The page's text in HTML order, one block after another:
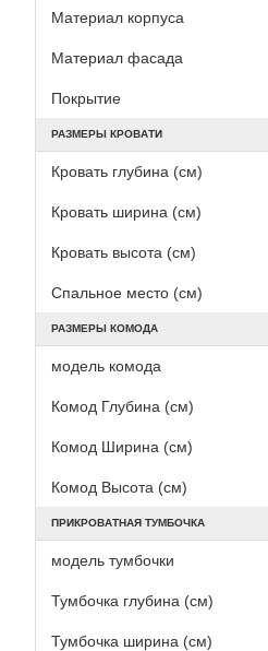
Материал корпуса
Материал фасада
Покрытие
РАЗМЕРЫ КРОВАТИ
Кровать глубина (см)
Кровать ширина (см)
Кровать высота (см)
Спальное место (см)
РАЗМЕРЫ КОМОДА
модель комода
Комод Глубина (см)
Комод Ширина (см)
Комод Высота (см)
ПРИКРОВАТНАЯ ТУМБОЧКА
модель тумбочки
Тумбочка глубина (см)
Тумбочка ширина (см)